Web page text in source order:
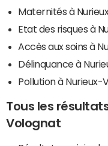
Maternités à
Etat des risques à
Accès aux soins à
Délinquance à
Pollution à Nurieux-
Tous les
Volognat